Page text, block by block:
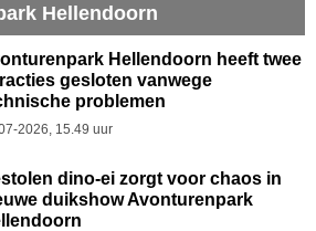
Hellendoorn
Hellendoorn heeft twee
gesloten vanwege
problemen
2026, 15.49 uur
dino-ei zorgt voor chaos in
duikshow Avonturenpark